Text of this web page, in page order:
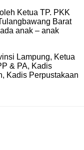
Ketua TP. PKK
Barat
anak – anak
Lampung, Ketua
& PA, Kadis
Kadis Perpustakaan